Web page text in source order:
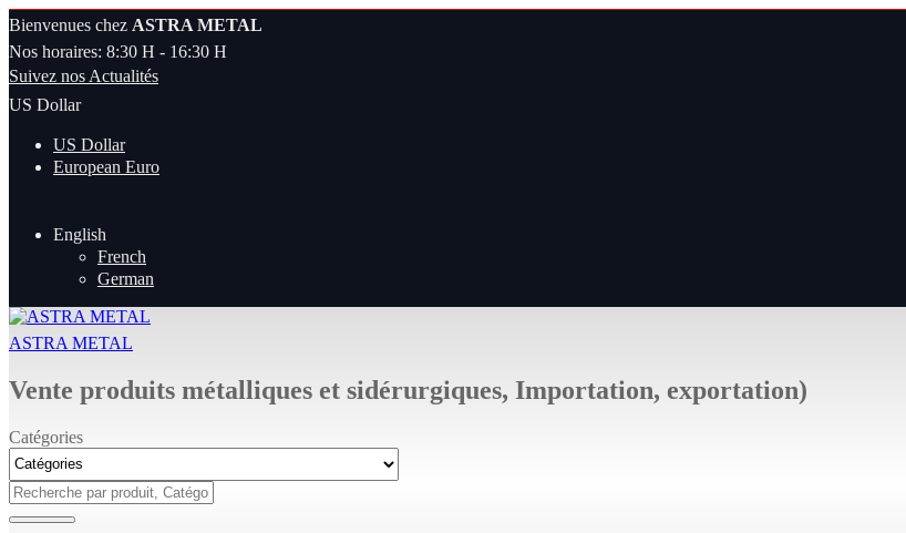
Bienvenues chez ASTRA METAL
Nos horaires: 8:30 H - 16:30 H
Suivez nos Actualités
US Dollar
US Dollar
European Euro
English
French
German
ASTRA METAL
Vente produits métalliques et sidérurgiques, Importation, exportation)
Catégories